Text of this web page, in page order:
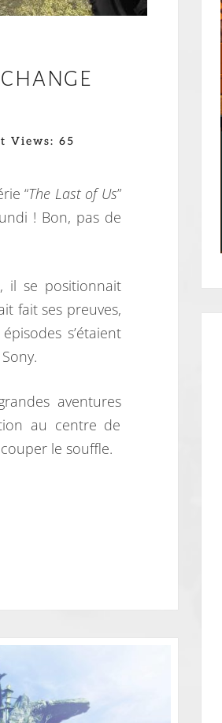
Views: 65
“The Last of Us”
! Bon, pas de
il se positionnait
fait ses preuves,
s’étaient
aventures
au centre de
le souffle.